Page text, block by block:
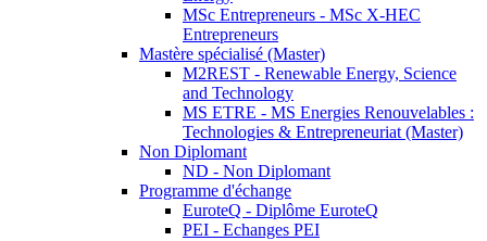
MSc Entrepreneurs - MSc X-HEC
Entrepreneurs
Mastère spécialisé (Master)
M2REST - Renewable Energy, Science
and Technology
MS ETRE - MS Energies Renouvelables :
Technologies & Entrepreneuriat (Master)
Non Diplomant
ND - Non Diplomant
Programme d'échange
EuroteQ - Diplôme EuroteQ
PEI - Echanges PEI